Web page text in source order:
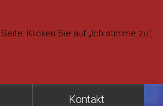
Kontakt
Klicken Sie auf „Ich stimme zu“,